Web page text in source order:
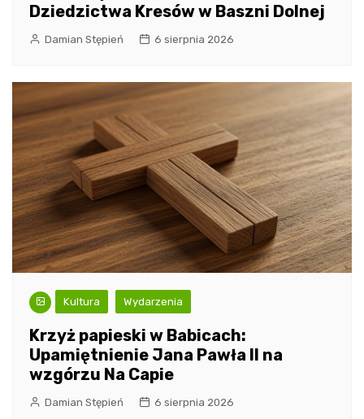
Dziedzictwa Kresów w Baszni Dolnej
Damian Stępień 6 sierpnia 2026
Kultura Wydarzenia
Krzyż papieski w Babicach:
Upamiętnienie Jana Pawła II na
wzgórzu Na Capie
Damian Stępień 6 sierpnia 2026